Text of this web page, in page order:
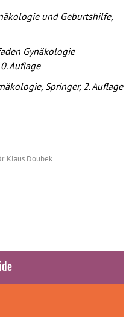
und Geburtshilfe,
Gynäkologie
Auflage
Springer, 2. Auflage
Klaus Doubek